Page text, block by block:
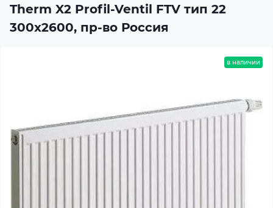
Therm X2 Profil-Ventil FTV тип 22
300x2600, пр-во Россия
в наличии